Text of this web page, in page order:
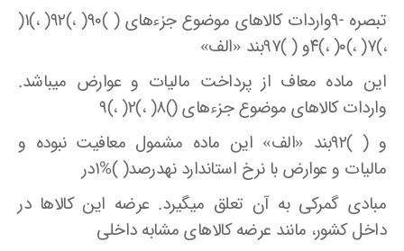
تبصره -۹واردات کالا‌های موضوع جزء‌های ( )۹۰( ،)۹۲( ،)۱(
،)۷( ،)۰( ،)۴و ( )۹۷بند «الف»
این ماده معاف از پرداخت مالیات و عوارض میباشد.
واردات کالا‌های موضوع جزء‌های ()۸( ،)۲( ،)۹
و ( )۹۲بند «الف» این ماده مشمول معافیت نبوده و
مالیات و عوارض با نرخ استاندارد نهدرصد( )%۱در
مبادی گمرکی به آن تعلق میگیرد. عرضه این کالاها در
داخل کشور، مانند عرضه کالا‌های مشابه داخلی